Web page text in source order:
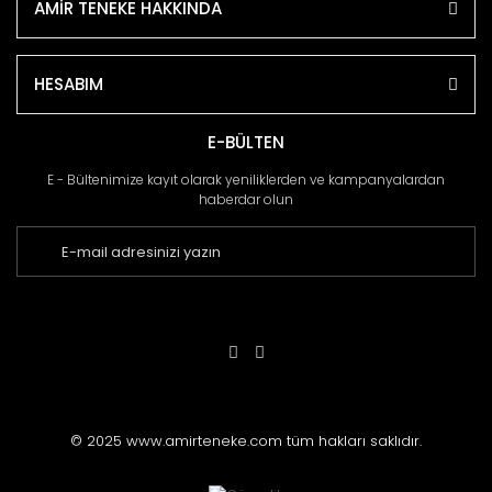
AMİR TENEKE HAKKINDA
HESABIM
E-BÜLTEN
E - Bültenimize kayıt olarak yeniliklerden ve kampanyalardan
haberdar olun
© 2025 www.amirteneke.com tüm hakları saklıdır.